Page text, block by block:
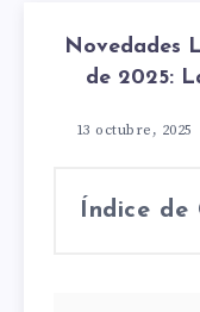
Novedades
de 2025:
13 octubre, 2025
Índice de